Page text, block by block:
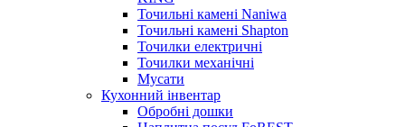
Точильні камені Naniwa
Точильні камені Shapton
Точилки електричні
Точилки механічні
Мусати
Кухонний інвентар
Обробні дошки